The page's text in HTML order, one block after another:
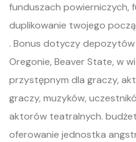
funduszach powierniczych,
duplikowanie twojego
. Bonus dotyczy
Oregonie, Beaver State, w
przystępnym dla graczy,
graczy, muzyków,
aktorów teatralnych.
oferowanie jednostka